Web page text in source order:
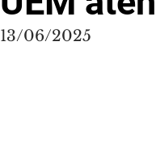
13/06/2025